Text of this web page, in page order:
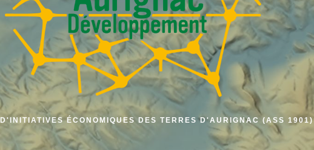
ÉCONOMIQUES DES TERRES D'AURIGNAC (ASS 1901)